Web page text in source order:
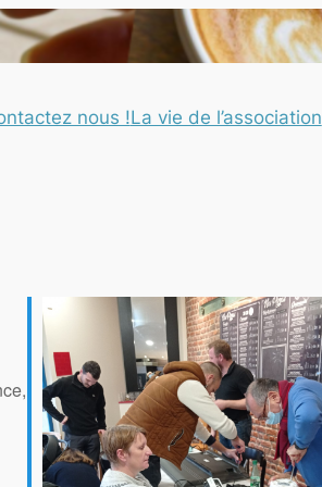
nous !La vie de l’association